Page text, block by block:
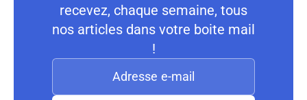
recevez, chaque semaine, tous
nos articles dans votre boite mail
!